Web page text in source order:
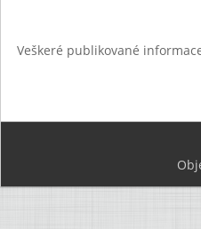
Veškeré publikované